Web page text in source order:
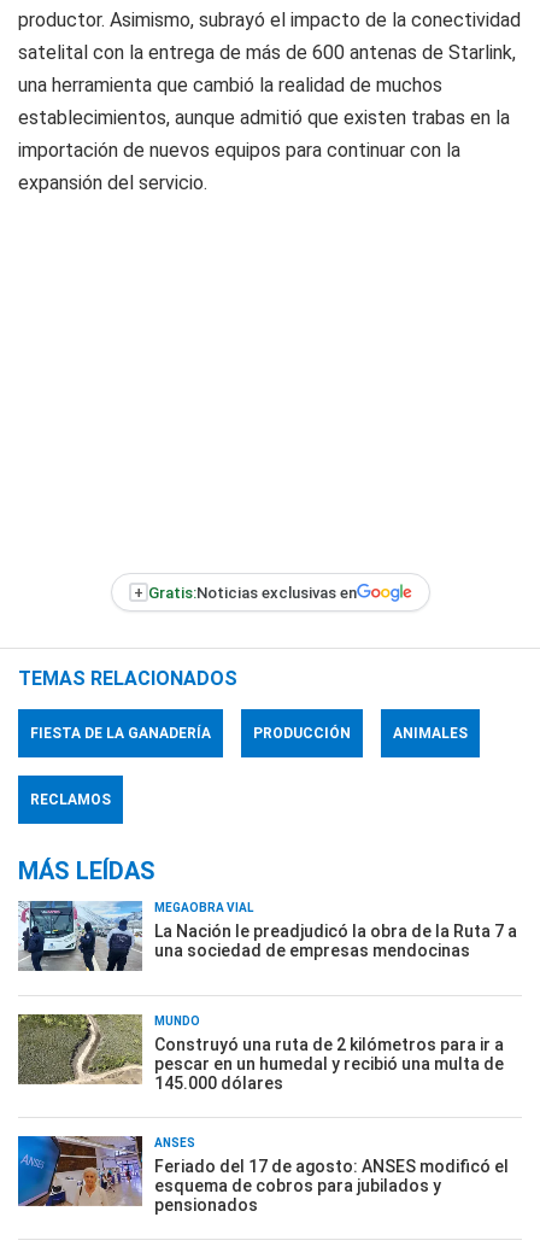
productor. Asimismo, subrayó el impacto de la conectividad
satelital con la entrega de más de 600 antenas de Starlink,
una herramienta que cambió la realidad de muchos
establecimientos, aunque admitió que existen trabas en la
importación de nuevos equipos para continuar con la
expansión del servicio.
+ Gratis:Noticias exclusivas en
TEMAS RELACIONADOS
FIESTA DE LA GANADERÍA PRODUCCIÓN ANIMALES
RECLAMOS
MÁS LEÍDAS
MEGAOBRA VIAL
La Nación le preadjudicó la obra de la Ruta 7 a
una sociedad de empresas mendocinas
MUNDO
Construyó una ruta de 2 kilómetros para ir a
pescar en un humedal y recibió una multa de
145.000 dólares
ANSES
Feriado del 17 de agosto: ANSES modificó el
esquema de cobros para jubilados y
pensionados